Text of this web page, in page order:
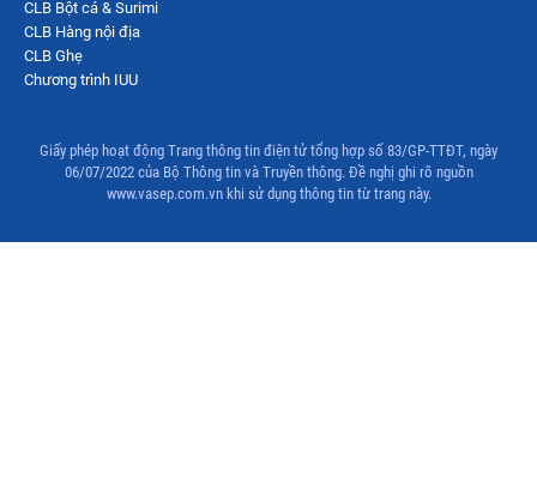
CLB Bột cá & Surimi
CLB Hàng nội địa
CLB Ghẹ
Chương trình IUU
Giấy phép hoạt động Trang thông tin điện tử tổng hợp số 83/GP-TTĐT, ngày
06/07/2022 của Bộ Thông tin và Truyền thông. Đề nghị ghi rõ nguồn
www.vasep.com.vn khi sử dụng thông tin từ trang này.